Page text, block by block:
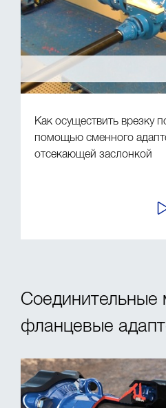
Как осуществить врезку
помощью сменного
отсекающей заслонкой
Соединительные муфты и
фланцевые